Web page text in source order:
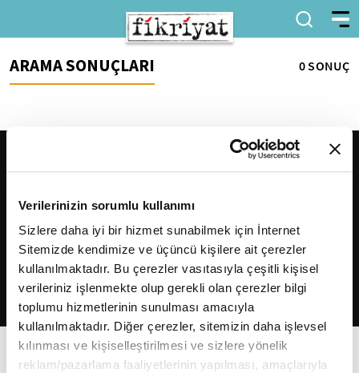
Verilerinizin sorumlu kullanımı
Sizlere daha iyi bir hizmet sunabilmek için İnternet
Sitemizde kendimize ve üçüncü kişilere ait çerezler
kullanılmaktadır. Bu çerezler vasıtasıyla çeşitli kişisel
verileriniz işlenmekte olup gerekli olan çerezler bilgi
toplumu hizmetlerinin sunulması amacıyla
kullanılmaktadır. Diğer çerezler, sitemizin daha işlevsel
kılınması ve kişiselleştirilmesi ve sizlere yönelik
reklam/pazarlama faaliyetlerinin yapılması, amaçlarıyla
ARAMA SONUÇLARI 0 SONUÇ
2026Fikriyat. Tüm hakları saklıdır.